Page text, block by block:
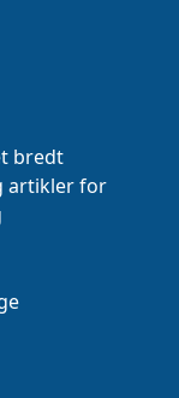
bredt
artikler for